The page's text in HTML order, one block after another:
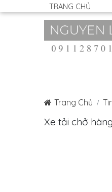
TRANG CHỦ
Trang Chủ
Xe tải chở